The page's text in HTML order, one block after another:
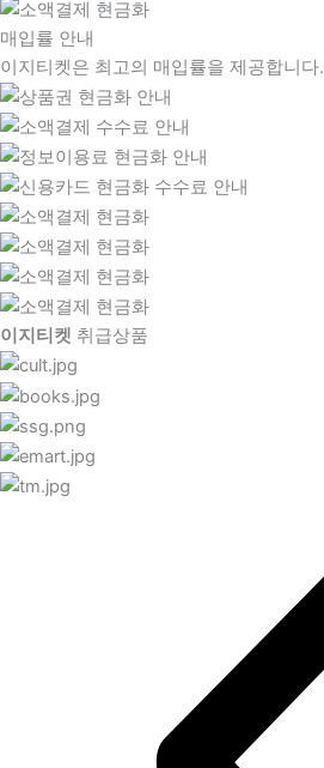
매입률 안내
이지티켓은 최고의 매입률을 제공합니다.
이지티켓 취급상품